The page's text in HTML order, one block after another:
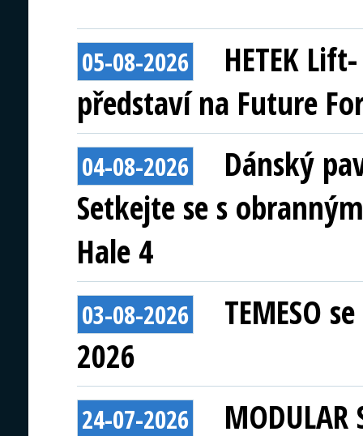
05-08-2026
HETEK
představí na Future
04-08-2026
Dánský
Setkejte se s
Hale 4
03-08-2026
TEMESO
2026
24-07-2026